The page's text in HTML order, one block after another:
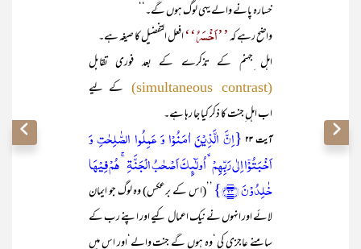
خسارہ پانے والے یہی لوگ ہوں گے۔‘‘
واضح رہے کہ’’اَخْسَرُ‘‘افعل التفضیل کا صیغہ ہے۔
اہل ِجہنم کے تذکرے کے بعد فوری تقابل
(simultaneous contrast)
کے لیے
اب اہل ِجنت کا ذکر کیا جا رہا ہے۔
آیت ۲۳
{اِنَّ الَّذِیۡنَ اٰمَنُوۡا وَ عَمِلُوا الصّٰلِحٰتِ وَ
اَخۡبَتُوۡۤا اِلٰی رَبِّہِمۡ ۙ اُولٰٓئِکَ اَصۡحٰبُ الۡجَنَّۃِ ۚ ہُمۡ فِیۡہَا
خٰلِدُوۡنَ ﴿۲۳﴾}
’’(اس کے برعکس) وہ لوگ جو ایمان
لائے اور انہوں نے نیک اعمال کیے اور اپنے رب کے
سامنے عاجزی کی ‘وہ ہوں گے جنت والے‘اور اس میں